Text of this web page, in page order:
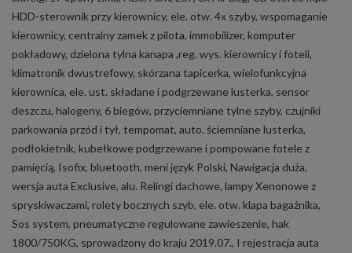
HDD-sterownik przy kierownicy, ele. otw. 4x szyby, wspomaganie
kierownicy, centralny zamek z pilota, immobilizer, komputer
pokładowy, dzielona tylna kanapa ,reg. wys. kierownicy i foteli,
klimatronik dwustrefowy, skórzana tapicerka, wielofunkcyjna
kierownica, ele. ust. składane i podgrzewane lusterka, sensor
deszczu, halogeny, 6 biegów, przyciemniane tylne szyby, czujniki
parkowania przód i tył, tempomat, auto. ściemniane lusterka,
podłokietnik, kubełkowe podgrzewane i pompowane fotele z
pamięcią, Isofix, bluetooth, meni język Polski, Nawigacja duża,
wersja auta Exclusive, alu. Relingi dachowe, lampy Xenonowe z
spryskiwaczami, rolety bocznych szyb, ele. otw. klapa bagażnika,
Sos system, pneumatyczne regulowane zawieszenie, hak
1800/750KG, sprowadzony do kraju 2019.07., I rejestracja auta